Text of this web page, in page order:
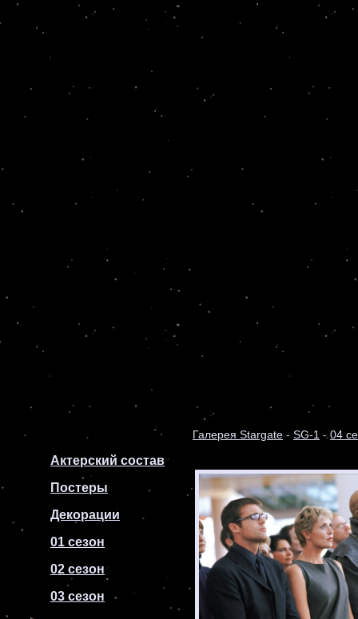
Актерский состав
Постеры
Декорации
01 сезон
02 сезон
03 сезон
Галерея Stargate - SG-1 -04